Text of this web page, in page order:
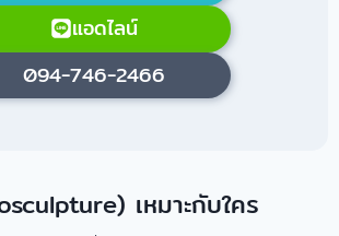
แอดไลน์
094-746-2466
เหมาะกับใคร